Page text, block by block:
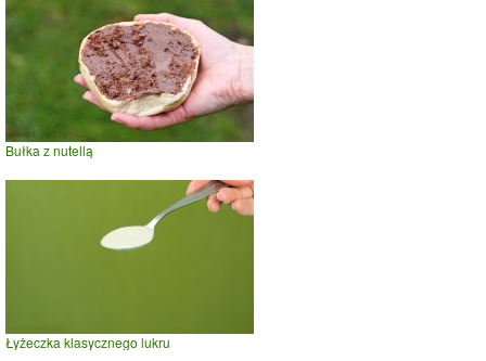
Bułka z nutellą
Łyżeczka klasycznego lukru